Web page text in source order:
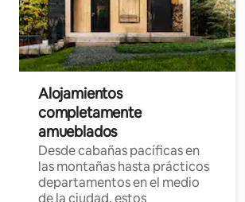
Alojamientos
completamente
amueblados
Desde cabañas pacíficas en
las montañas hasta prácticos
departamentos en el medio
de la ciudad, estos